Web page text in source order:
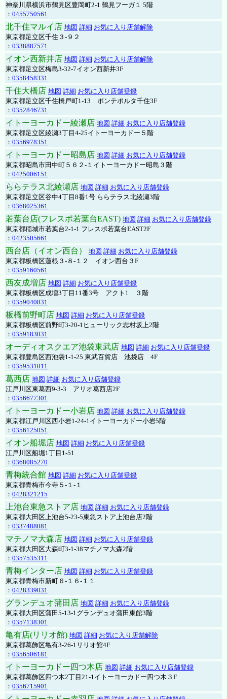
神奈川県横浜市鶴見区豊岡町2-1 鶴見フーガ１ 5階
： 0455750561
北千住マルイ店 地図 詳細 お気に入り店舗解除
東京都足立区千住３-９２
： 0338887571
イオン西新井店 地図 詳細 お気に入り店舗解除
東京都足立区梅島3-32-7イオン西新井3F
： 0358458331
千住大橋店 地図 詳細 お気に入り店舗登録
東京都足立区千住橋戸町1-13 ポンテポルタ千住3F
： 0352846731
イトーヨーカドー綾瀬店 地図 詳細 お気に入り店舗登録
東京都足立区綾瀬3丁目4-25イトーヨーカドー５階
： 0356978351
イトーヨーカドー昭島店 地図 詳細 お気に入り店舗登録
東京都昭島市田中町５６２-１イトーヨーカドー昭島３階
： 0425006151
ららテラス北綾瀬店 地図 詳細 お気に入り店舗登録
東京都足立区谷中4丁目8番1号 ららテラス北綾瀬3階
： 0368025361
若葉台店(フレスポ若葉台EAST) 地図 詳細 お気に入り店舗登録
東京都稲城市若葉台2-1-1 フレスポ若葉台EAST2F
： 0423505661
西台店（イオン西台） 地図 詳細 お気に入り店舗登録
東京都板橋区蓮根３-８-１２ イオン西台３F
： 0359160561
西友成増店 地図 詳細 お気に入り店舗登録
東京都板橋区成増3丁目11番3号 アクト1 ３階
： 0359040831
板橋前野町店 地図 詳細 お気に入り店舗登録
東京都板橋区前野町3-20-1ヒューリック志村坂上2階
： 0359183031
オーディオスクエア池袋東武店 地図 詳細 お気に入り店舗登録
東京都豊島区西池袋1-1-25 東武百貨店 池袋店 4F
： 0359531011
葛西店 地図 詳細 お気に入り店舗登録
江戸川区東葛西9-3-3 アリオ葛西店2F
： 0356677301
イトーヨーカドー小岩店 地図 詳細 お気に入り店舗登録
東京都江戸川区西小岩1-24-1イトーヨーカドー小岩5階
： 0356125051
イオン船堀店 地図 詳細 お気に入り店舗登録
江戸川区船堀1丁目1-51
： 0368085270
青梅統合館 地図 詳細 お気に入り店舗登録
東京都青梅市今寺５-１-１
： 0428321215
上池台東急ストア店 地図 詳細 お気に入り店舗登録
東京都大田区上池台5-23-5東急ストア上池台店2階
： 0337488081
マチノマ大森店 地図 詳細 お気に入り店舗登録
東京都大田区大森町3-1-38マチノマ大森2階
： 0357535311
青梅インター店 地図 詳細 お気に入り店舗登録
東京都青梅市新町６-１６-１１
： 0428339031
グランデュオ蒲田店 地図 詳細 お気に入り店舗登録
東京都大田区蒲田5-13-1グランデュオ蒲田東館3階
： 0357138301
亀有店(リリオ館) 地図 詳細 お気に入り店舗解除
東京都葛飾区亀有3-26-1リリオ館4F
： 0356506181
イトーヨーカドー四つ木店 地図 詳細 お気に入り店舗登録
東京都葛飾区四つ木2丁目21-1イトーヨーカドー四つ木３F
： 0356715901